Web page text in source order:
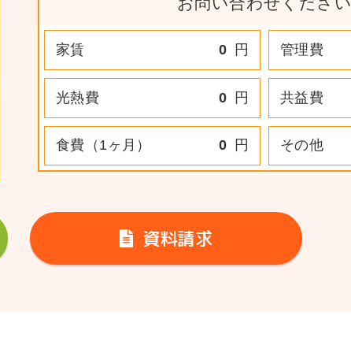
家賃 0 円 管理費
光熱費 0 円 共益費
食費（1ヶ月） 0 円 その他
資料請求